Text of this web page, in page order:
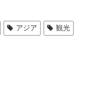
アジア 観光